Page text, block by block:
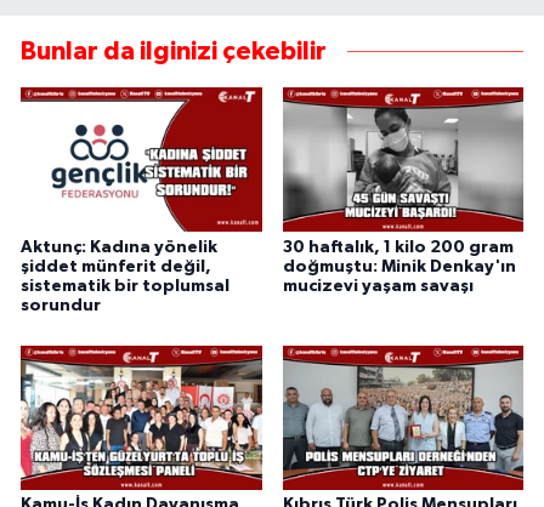
Bunlar da ilginizi çekebilir
Aktunç: Kadına yönelik
şiddet münferit değil,
sistematik bir toplumsal
sorundur
30 haftalık, 1 kilo 200 gram
doğmuştu: Minik Denkay'ın
mucizevi yaşam savaşı